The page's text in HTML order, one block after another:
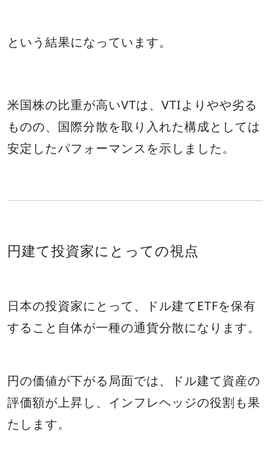
という結果になっています。
米国株の比重が高いVTは、VTIよりやや劣る
ものの、国際分散を取り入れた構成としては
安定したパフォーマンスを示しました。
円建て投資家にとっての視点
日本の投資家にとって、ドル建てETFを保有
すること自体が一種の通貨分散になります。
円の価値が下がる局面では、ドル建て資産の
評価額が上昇し、インフレヘッジの役割も果
たします。